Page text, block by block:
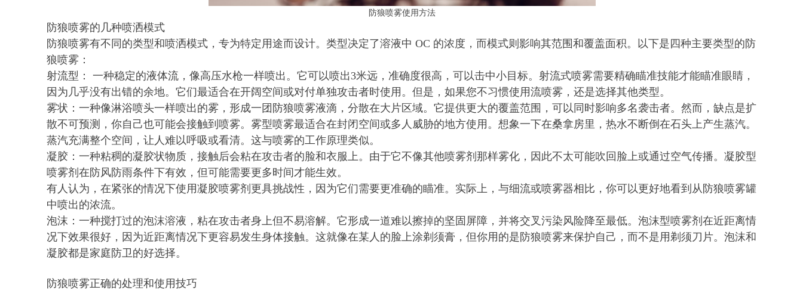
防狼喷雾使用方法
防狼喷雾的几种喷洒模式
防狼喷雾有不同的类型和喷洒模式，专为特定用途而设计。类型决定了溶液中 OC 的浓度，而模式则影响其范围和覆盖面积。以下是四种主要类型的防
狼喷雾：
射流型： 一种稳定的液体流，像高压水枪一样喷出。它可以喷出3米远，准确度很高，可以击中小目标。射流式喷雾需要精确瞄准技能才能瞄准眼睛，
因为几乎没有出错的余地。它们最适合在开阔空间或对付单独攻击者时使用。但是，如果您不习惯使用流喷雾，还是选择其他类型。
雾状：一种像淋浴喷头一样喷出的雾，形成一团防狼喷雾液滴，分散在大片区域。它提供更大的覆盖范围，可以同时影响多名袭击者。然而，缺点是扩
散不可预测，你自己也可能会接触到喷雾。雾型喷雾最适合在封闭空间或多人威胁的地方使用。想象一下在桑拿房里，热水不断倒在石头上产生蒸汽。
蒸汽充满整个空间，让人难以呼吸或看清。这与喷雾的工作原理类似。
凝胶：一种粘稠的凝胶状物质，接触后会粘在攻击者的脸和衣服上。由于它不像其他喷雾剂那样雾化，因此不太可能吹回脸上或通过空气传播。凝胶型
喷雾剂在防风防雨条件下有效，但可能需要更多时间才能生效。
有人认为，在紧张的情况下使用凝胶喷雾剂更具挑战性，因为它们需要更准确的瞄准。实际上，与细流或喷雾器相比，你可以更好地看到从防狼喷雾罐
中喷出的浓流。
泡沫：一种搅打过的泡沫溶液，粘在攻击者身上但不易溶解。它形成一道难以擦掉的坚固屏障，并将交叉污染风险降至最低。泡沫型喷雾剂在近距离情
况下效果很好，因为近距离情况下更容易发生身体接触。这就像在某人的脸上涂剃须膏，但你用的是防狼喷雾来保护自己，而不是用剃须刀片。泡沫和
凝胶都是家庭防卫的好选择。
防狼喷雾正确的处理和使用技巧